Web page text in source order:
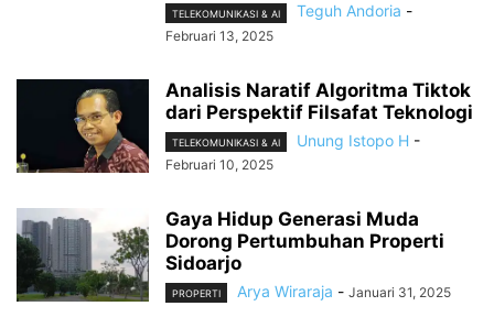
TELEKOMUNIKASI & AI Teguh Andoria -
Februari 13, 2025
Analisis Naratif Algoritma Tiktok
dari Perspektif Filsafat Teknologi
TELEKOMUNIKASI & AI Unung Istopo H -
Februari 10, 2025
Gaya Hidup Generasi Muda
Dorong Pertumbuhan Properti
Sidoarjo
PROPERTI Arya Wiraraja - Januari 31, 2025